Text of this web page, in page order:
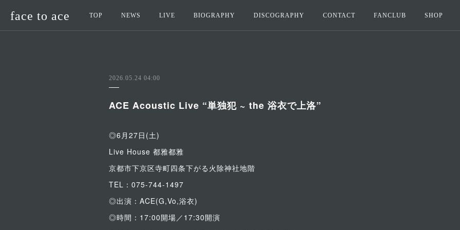
face to ace TOP NEWS LIVE BIOGRAPHY DISCOGRAPHY CONTACT FANCLUB SHOP
2026.05.24 04:00
ACE Acoustic Live “単独犯 ~ the 浴衣で上洛”
◎6月27日(土)
Live House 都雅都雅
京都市下京区寺町四条下がる火除神社地階
TEL：075-744-1497
◎出演：ACE(G,Vo,浴衣)
◎時間：17:00開場／17:30開演